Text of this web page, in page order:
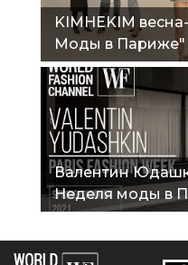
KIMHEKIM
Моды в Париже"
Валентин
Неделя моды в